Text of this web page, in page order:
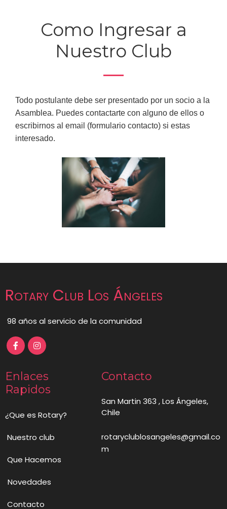
Como Ingresar a
Nuestro Club
Todo postulante debe ser presentado por un socio a la
Asamblea. Puedes contactarte con alguno de ellos o
escribirnos al email (formulario contacto) si estas
interesado.
Rotary Club Los Ángeles
98 años al servicio de la comunidad
Enlaces
Rapidos
¿Que es Rotary?
Nuestro club
Que Hacemos
Novedades
Contacto
Contacto
San Martin 363 , Los Ángeles,
Chile
rotaryclublosangeles@gmail.co
m